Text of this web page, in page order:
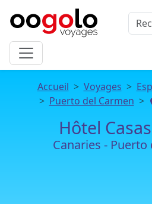
Accueil Voyages
Puerto del Carmen
Hôtel
Canaries - Puerto